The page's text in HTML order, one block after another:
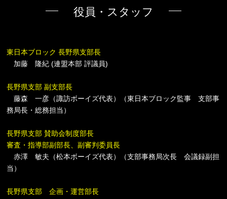
役員・スタッフ
東日本ブロック 長野県支部長
加藤 隆紀 (連盟本部 評議員)
長野県支部 副支部長
藤森 一彦（諏訪ボーイズ代表）（東日本ブロック監事 支部事
務局長・総務担当）
長野県支部 賛助会制度部長
審査・指導部副部長、副審判委員長
赤澤 敏夫（松本ボーイズ代表）（支部事務局次長 会議録副担
当）
長野県支部 企画・運営部長